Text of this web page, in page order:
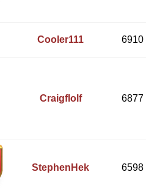
Cooler111 6910
Craigflolf 6877
StephenHek 6598